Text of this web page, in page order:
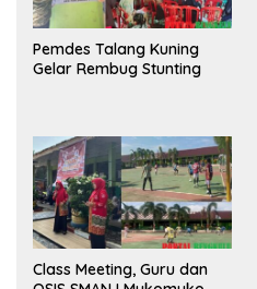
Pemdes Talang Kuning
Gelar Rembug Stunting
Class Meeting, Guru dan